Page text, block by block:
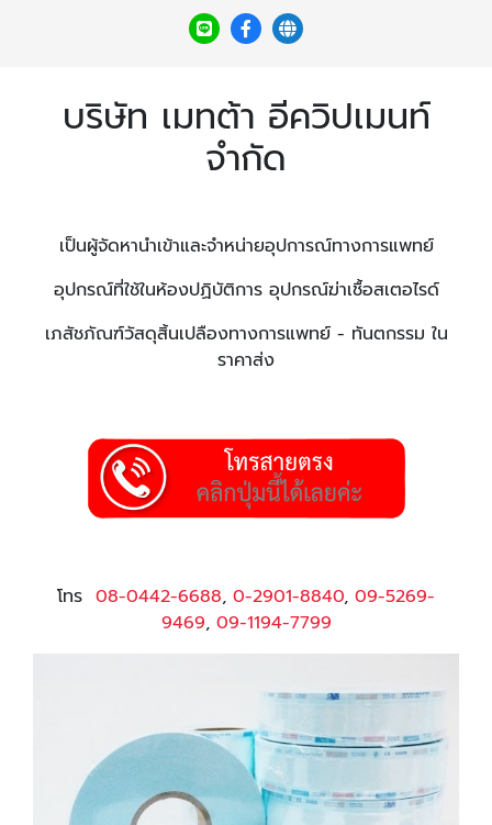
บริษัท เมทต้า อีควิปเมนท์
จำกัด
เป็นผู้จัดหานำเข้าและจำหน่ายอุปการณ์ทางการแพทย์
อุปกรณ์ที่ใช้ในห้องปฏิบัติการ อุปกรณ์ฆ่าเชื้อสเตอไรด์
เภสัชภัณฑ์วัสดุสิ้นเปลืองทางการแพทย์ - ทันตกรรม ใน
ราคาส่ง
โทร 08-0442-6688, 0-2901-8840, 09-5269-
9469, 09-1194-7799